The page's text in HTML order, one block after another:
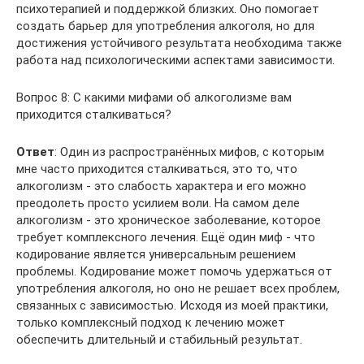
психотерапией и поддержкой близких. Оно помогает
создать барьер для употребления алкоголя, но для
достижения устойчивого результата необходима также
работа над психологическими аспектами зависимости.
Вопрос 8: С какими мифами об алкоголизме вам
приходится сталкиваться?
Ответ: Один из распространённых мифов, с которым
мне часто приходится сталкиваться, это то, что
алкоголизм - это слабость характера и его можно
преодолеть просто усилием воли. На самом деле
алкоголизм - это хроническое заболевание, которое
требует комплексного лечения. Ещё один миф - что
кодирование является универсальным решением
проблемы. Кодирование может помочь удержаться от
употребления алкоголя, но оно не решает всех проблем,
связанных с зависимостью. Исходя из моей практики,
только комплексный подход к лечению может
обеспечить длительный и стабильный результат.